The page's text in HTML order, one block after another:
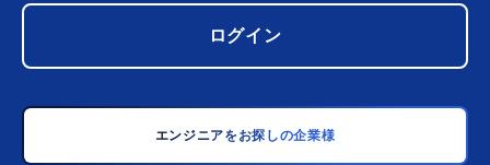
ログイン
エンジニアをお探しの企業様